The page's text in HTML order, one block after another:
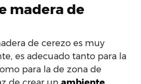
madera de
de cerezo es muy
es adecuado tanto para la
para la de zona de